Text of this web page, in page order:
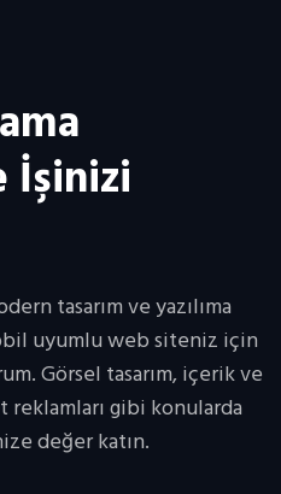
İşinizi
tasarım ve yazılıma
uyumlu web siteniz için
Görsel tasarım, içerik ve
gibi konularda
değer katın.